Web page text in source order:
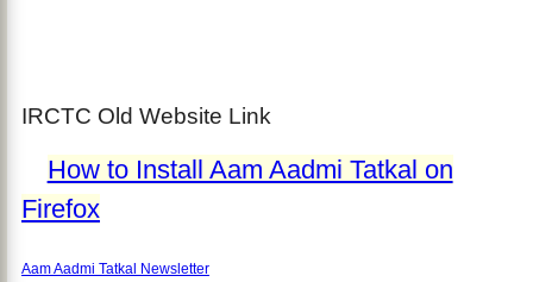
IRCTC Old Website Link
How to Install Aam Aadmi Tatkal on
Firefox
Aam Aadmi Tatkal Newsletter